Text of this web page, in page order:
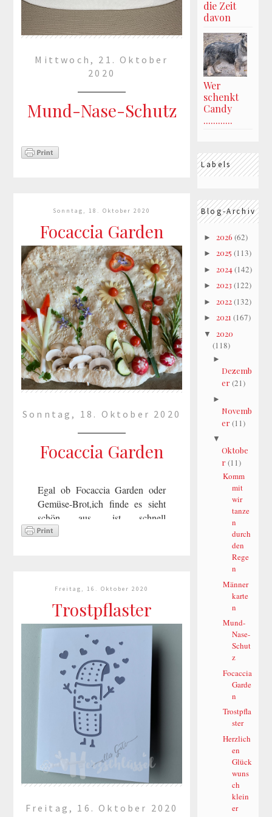
Mittwoch, 21. Oktober
2020
Mund-Nase-Schutz
Ich habe weitere Masken nach
Wunsch beplottet.Bleibt
Sonntag, 18. Oktober 2020
Focaccia Garden
Sonntag, 18. Oktober 2020
Focaccia Garden
Egal ob Focaccia Garden oder
Gemüse-Brot,ich finde es sieht
schön aus, ist schnell
gemachtund ist auch total lecker
mehr lesen »
Freitag, 16. Oktober 2020
Trostpflaster
Freitag, 16. Oktober 2020
die Zeit
davon
Wer
schenkt
Candy
............
Labels
Blog-Archiv
► 2026 (62)
► 2025 (113)
► 2024(142)
► 2023 (122)
► 2022(132)
► 2021 (167)
▼ 2020
(118)
►
Dezemb
er(21)
►
Novemb
er(11)
▼
Oktobe
r(11)
Komm
mit
wir
tanze
n
durch
den
Rege
n
Männer
karte
n
Mund-
Nase-
Schut
z
Focaccia
Garde
n
Trostpfla
ster
Herzlich
en
Glück
wuns
ch
klein
er